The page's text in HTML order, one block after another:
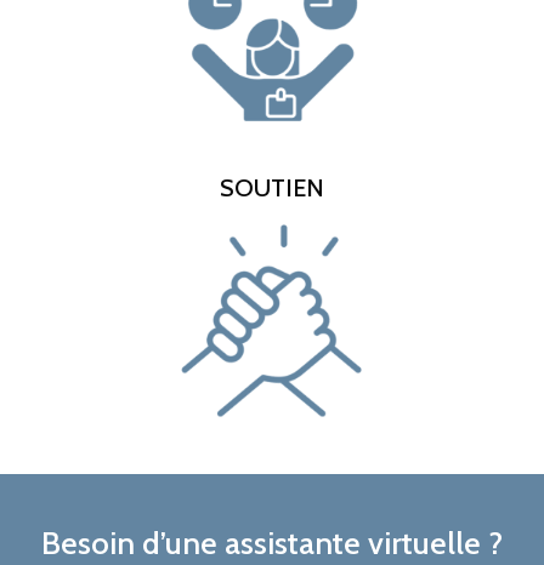
SOUTIEN
Besoin d’une assistante virtuelle ?